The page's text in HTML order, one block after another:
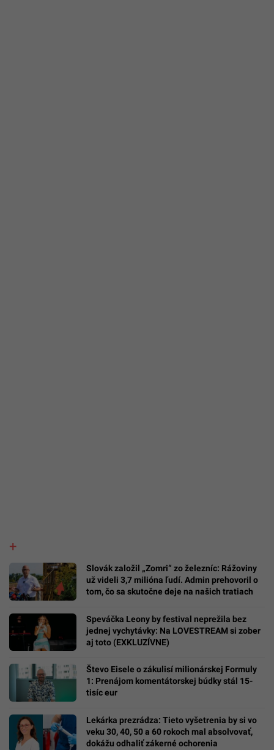
Slovák založil „Zomri“ zo železníc: Rážoviny
už videli 3,7 milióna ľudí. Admin prehovoril o
tom, čo sa skutočne deje na našich tratiach
Speváčka Leony by festival neprežila bez
jednej vychytávky: Na LOVESTREAM si zober
aj toto (EXKLUZÍVNE)
Števo Eisele o zákulisí milionárskej Formuly
1: Prenájom komentátorskej búdky stál 15-
tisíc eur
Lekárka prezrádza: Tieto vyšetrenia by si vo
veku 30, 40, 50 a 60 rokoch mal absolvovať,
dokážu odhaliť zákerné ochorenia